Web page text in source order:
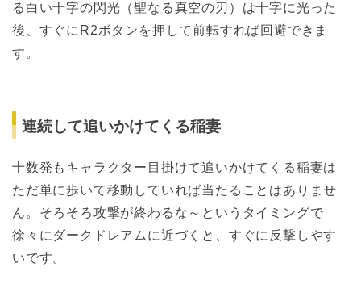
る白い十字の閃光（聖なる真空の刃）は十字に光った
後、すぐにR2ボタンを押して前転すれば回避できま
す。
連続して追いかけてくる稲妻
十数発もキャラクター目掛けて追いかけてくる稲妻は
ただ単に歩いて移動していれば当たることはありませ
ん。そろそろ攻撃が終わるな～というタイミングで
徐々にダークドレアムに近づくと、すぐに反撃しやす
いです。